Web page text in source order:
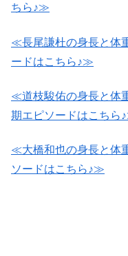
ちら♪≫
≪長尾謙杜の身長と体
ードはこちら♪≫
≪道枝駿佑の身長と体
期エピソードはこちら
≪大橋和也の身長と体
ソードはこちら♪≫